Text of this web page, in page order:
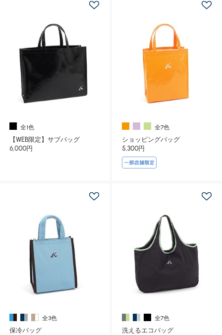
全1色
【WEB限定】サブバッグ
6,000円
全7色
ショッピングバッグ
5,300円
全3色
保冷バッグ
全7色
洗えるエコバッグ